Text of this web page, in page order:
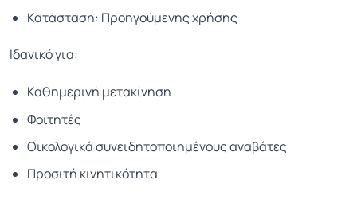
Κατάσταση: Προηγούμενης χρήσης
Ιδανικό για:
Καθημερινή μετακίνηση
Φοιτητές
Οικολογικά συνειδητοποιημένους αναβάτες
Προσιτή κινητικότητα